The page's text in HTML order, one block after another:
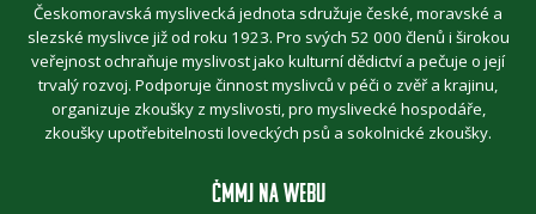
Českomoravská myslivecká jednota sdružuje české, moravské a
slezské myslivce již od roku 1923. Pro svých 52 000 členů i širokou
veřejnost ochraňuje myslivost jako kulturní dědictví a pečuje o její
trvalý rozvoj. Podporuje činnost myslivců v péči o zvěř a krajinu,
organizuje zkoušky z myslivosti, pro myslivecké hospodáře,
zkoušky upotřebitelnosti loveckých psů a sokolnické zkoušky.
ČMMJ NA WEBU